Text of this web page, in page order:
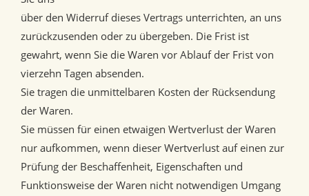
über den Widerruf dieses Vertrags unterrichten, an uns
zurückzusenden oder zu übergeben. Die Frist ist
gewahrt, wenn Sie die Waren vor Ablauf der Frist von
vierzehn Tagen absenden.
Sie tragen die unmittelbaren Kosten der Rücksendung
der Waren.
Sie müssen für einen etwaigen Wertverlust der Waren
nur aufkommen, wenn dieser Wertverlust auf einen zur
Prüfung der Beschaffenheit, Eigenschaften und
Funktionsweise der Waren nicht notwendigen Umgang